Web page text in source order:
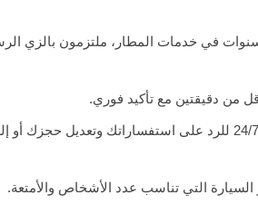
بتجربة لا تقل عن 3 سنوات في خدمات المطار، ملتزمون بالزي
من دقيقتين مع تأكيد فوري.
فريق خدمة العملاء متاح 24/7 للرد على استفساراتك وتعديل حجزك